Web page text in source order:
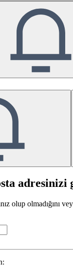
adresinizi
olup olmadığını